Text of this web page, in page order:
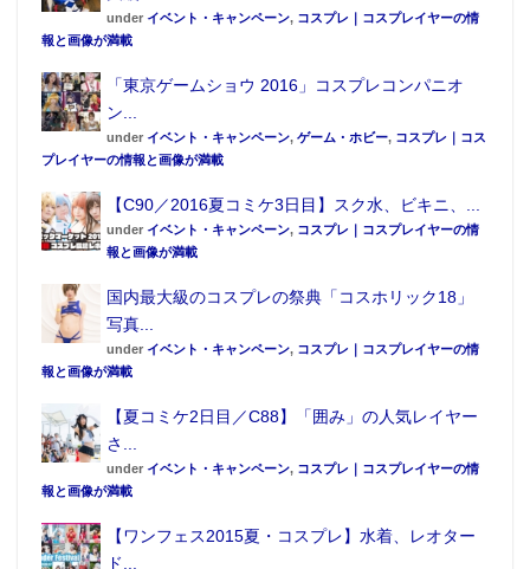
under イベント・キャンペーン, コスプレ｜コスプレイヤーの情
報と画像が満載
「東京ゲームショウ 2016」コスプレコンパニオ
ン...
under イベント・キャンペーン, ゲーム・ホビー, コスプレ｜コス
プレイヤーの情報と画像が満載
【C90／2016夏コミケ3日目】スク水、ビキニ、...
under イベント・キャンペーン, コスプレ｜コスプレイヤーの情
報と画像が満載
国内最大級のコスプレの祭典「コスホリック18」
写真...
under イベント・キャンペーン, コスプレ｜コスプレイヤーの情
報と画像が満載
【夏コミケ2日目／C88】「囲み」の人気レイヤー
さ...
under イベント・キャンペーン, コスプレ｜コスプレイヤーの情
報と画像が満載
【ワンフェス2015夏・コスプレ】水着、レオター
ド...